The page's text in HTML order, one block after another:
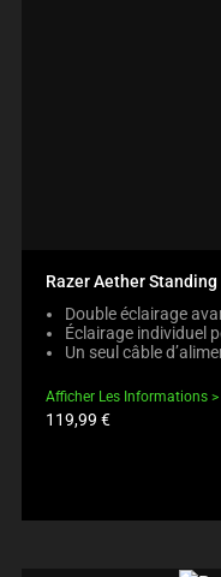
Razer Aether
Double éclairage
Éclairage individuel
Un seul câble
Afficher Les Informations
Prix
119,99 €